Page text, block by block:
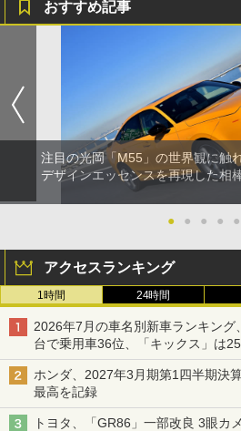
おすすめ記事
注目の光岡「M55」の世界観に触
デザインエッセンスを再現した相
● ● ● ● ●
アクセスランキング
1時間 24時間
2026年7月の車名別新車ランキン
台で乗用車36位、「キックス」は
ホンダ、2027年3月期第1四半期決
最高を記録
トヨタ、「GR86」一部改良 3眼カ